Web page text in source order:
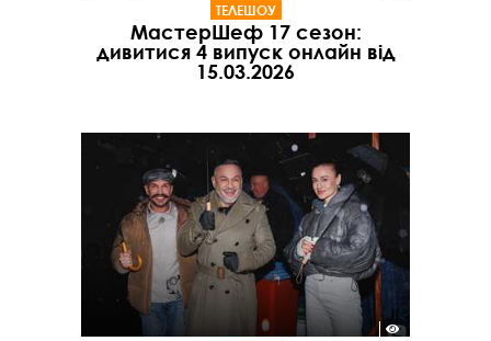
ТЕЛЕШОУ
МастерШеф 17 сезон:
дивитися 4 випуск онлайн від
15.03.2026